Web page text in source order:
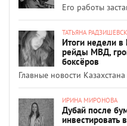
Его работы
ТАТЬЯНА
Итоги недели в
рейды МВД,
боксёров
Главные новости
ИРИНА МИРОНОВА
Дубай после
инвестировать